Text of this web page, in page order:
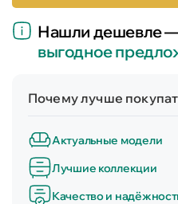
Нашли дешевле
выгодное
Почему лучше
Актуальные модели
Лучшие коллекции
Качество и